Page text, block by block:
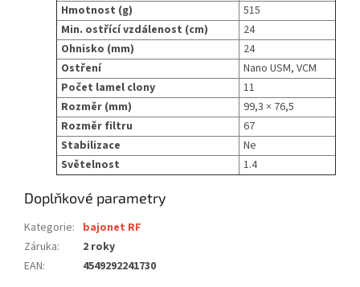
Hmotnost (g)
515
Min. ostřící vzdálenost (cm)
24
Ohnisko (mm)
24
Ostření
Nano USM, VCM
Počet lamel clony
11
Rozměr (mm)
99,3 × 76,5
Rozměr filtru
67
Stabilizace
Ne
Světelnost
1.4
Doplňkové parametry
Kategorie: bajonet RF
Záruka:
2 roky
EAN: 4549292241730